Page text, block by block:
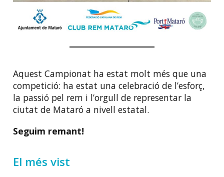
Aquest Campionat ha estat molt més que una
competició: ha estat una celebració de l’esforç,
la passió pel rem i l’orgull de representar la
ciutat de Mataró a nivell estatal.
Seguim remant!
El més vist